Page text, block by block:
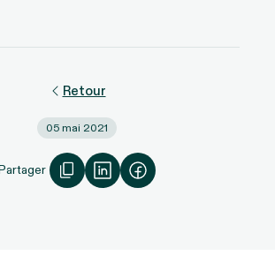
Retour
05 mai 2021